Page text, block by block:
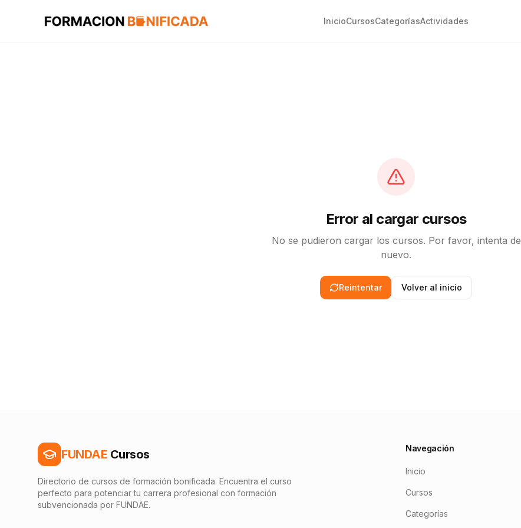
InicioCursosCategoríasActividades
Error al cargar cursos
No se pudieron cargar los cursos. Por favor, intenta de
nuevo.
Reintentar Volver al inicio
FUNDAE Cursos
Directorio de cursos de formación bonificada. Encuentra el curso
perfecto para potenciar tu carrera profesional con formación
subvencionada por FUNDAE.
Navegación
Inicio
Cursos
Categorías